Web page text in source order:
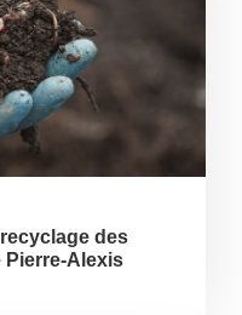
des
Pierre-Alexis